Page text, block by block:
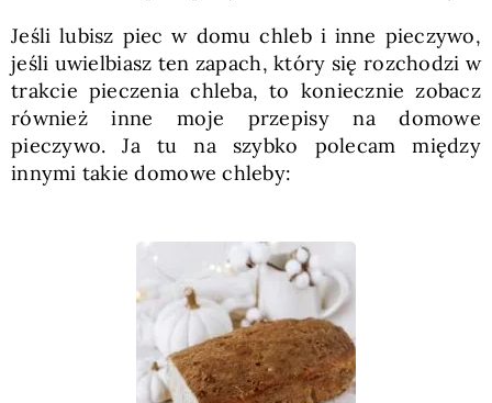
Jeśli lubisz piec w domu chleb i inne pieczywo,
jeśli uwielbiasz ten zapach, który się rozchodzi w
trakcie pieczenia chleba, to koniecznie zobacz
również inne moje przepisy na domowe
pieczywo. Ja tu na szybko polecam między
innymi takie domowe chleby: